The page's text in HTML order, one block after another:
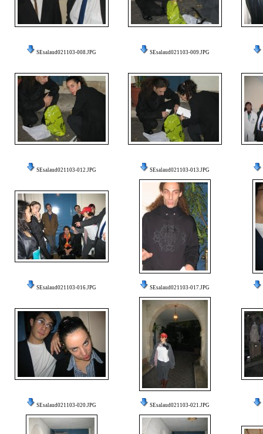
SEsalaud021103-008.JPG SEsalaud021103-009.JPG
SEsalaud021103-012.JPG SEsalaud021103-013.JPG
SEsalaud021103-016.JPG SEsalaud021103-017.JPG
SEsalaud021103-020.JPG SEsalaud021103-021.JPG